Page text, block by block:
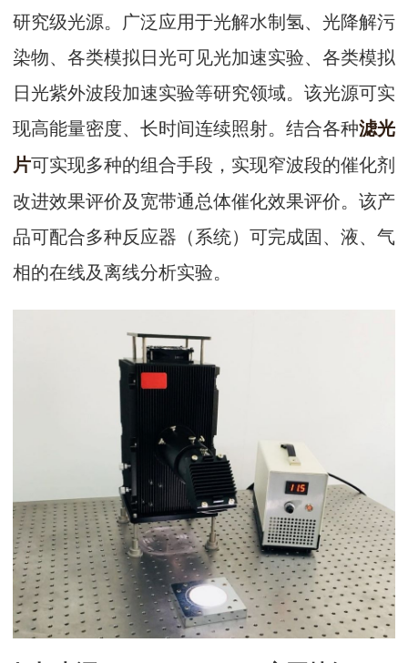
研究级光源。广泛应用于光解水制氢、光降解污
染物、各类模拟日光可见光加速实验、各类模拟
日光紫外波段加速实验等研究领域。该光源可实
现高能量密度、长时间连续照射。结合各种滤光
片可实现多种的组合手段，实现窄波段的催化剂
改进效果评价及宽带通总体催化效果评价。该产
品可配合多种反应器（系统）可完成固、液、气
相的在线及离线分析实验。